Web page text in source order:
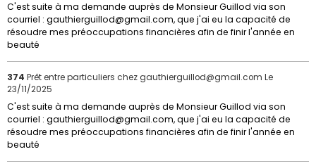
C'est suite à ma demande auprès de Monsieur Guillod via son
courriel : gauthierguillod@gmail.com, que j'ai eu la capacité de
résoudre mes préoccupations financières afin de finir l'année en
beauté
374 Prêt entre particuliers chez gauthierguillod@gmail.com Le
23/11/2025
C'est suite à ma demande auprès de Monsieur Guillod via son
courriel : gauthierguillod@gmail.com, que j'ai eu la capacité de
résoudre mes préoccupations financières afin de finir l'année en
beauté